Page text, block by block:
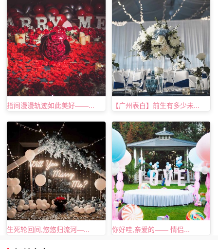
ktv求婚：好友的见证
如果你青梅竹马的女友，或者是高中就在一起的情侣，
可以把求婚选在高中同学聚会一起唱歌的时候表白，不必要
刻意的去布置场景，因为高中里，每一份友谊都来之不易，
每个人我们都倍加珍惜，能在他们的见证下，收获这份爱情
长跑带给你们的幸福感。那一定是十分美妙的感觉。
指间漫漫轨迹如此美好——... 【广州表白】前生有多少未...
生死轮回间,悠悠归流河—... 你好哇,亲爱的—— 情侣...